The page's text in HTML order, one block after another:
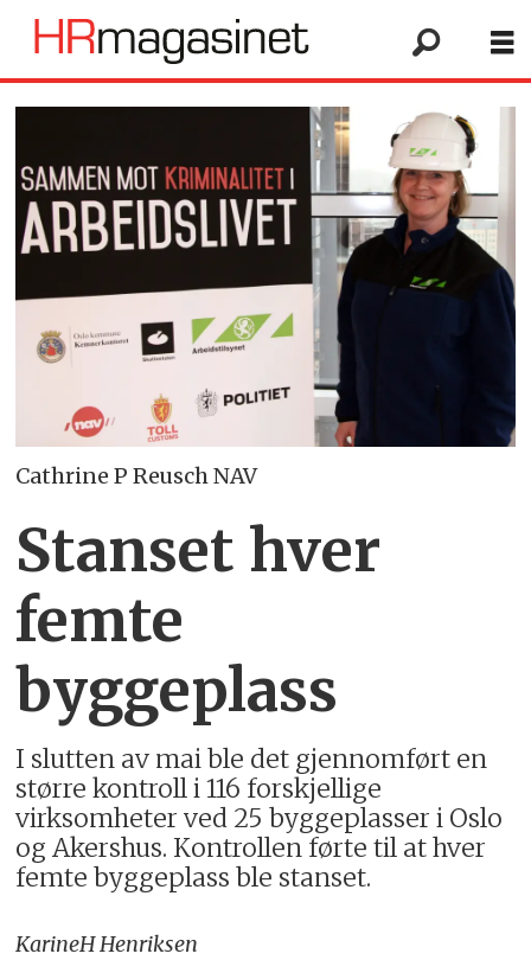
Cathrine P Reusch NAV
Stanset hver
femte
byggeplass
I slutten av mai ble det gjennomført en
større kontroll i 116 forskjellige
virksomheter ved 25 byggeplasser i Oslo
og Akershus. Kontrollen førte til at hver
femte byggeplass ble stanset.
KarineH Henriksen